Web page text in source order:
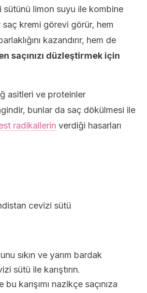
sütünü limon suyu ile kombine
kremi görevi görür, hem
kazandırır, hem de
saçınızı düzleştirmek için
asitleri ve proteinler
bunlar da saç dökülmesi ile
radikallerin verdiği hasarları
cevizi sütü
sıkın ve yarım bardak
sütü ile karıştırın.
bu karışımı nazikçe saçınıza